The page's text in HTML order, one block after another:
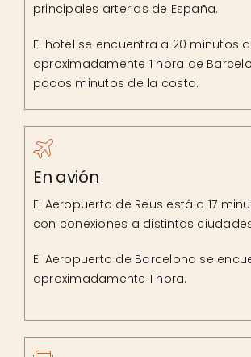
principales arterias de España.
El hotel se encuentra a 20 minutos
aproximadamente 1 hora de
pocos minutos de la costa.
En avión
El Aeropuerto de Reus está a 17
con conexiones a distintas
El Aeropuerto de Barcelona se
aproximadamente 1 hora.